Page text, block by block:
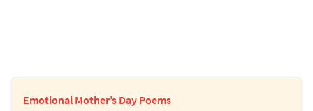
Emotional Mother’s Day Poems